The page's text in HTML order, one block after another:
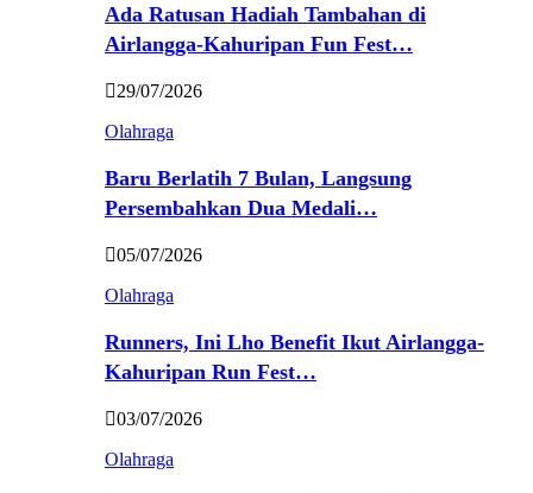
Ada Ratusan Hadiah Tambahan di
Airlangga-Kahuripan Fun Fest…
29/07/2026
Olahraga
Baru Berlatih 7 Bulan, Langsung
Persembahkan Dua Medali…
05/07/2026
Olahraga
Runners, Ini Lho Benefit Ikut Airlangga-
Kahuripan Run Fest…
03/07/2026
Olahraga